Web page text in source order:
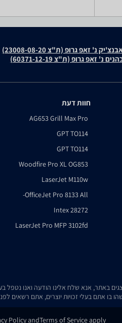
נ' זאפ גרופ (ת"צ 23008-08-20)
זאפ גרופ (ת"צ 60371-12-19)
חוות דעת
AG653 Grill Max Pro
GPT TO114
GPT TO114
Woodfire Pro XL OG853
LaserJet M110w
OfficeJet Pro 8133 All-
Intex 28272
LaserJet Pro MFP 3102fd
בו אתם בעלי זכויות יוצרים, אתם רשאים
PolicyandTerms of Serviceapply